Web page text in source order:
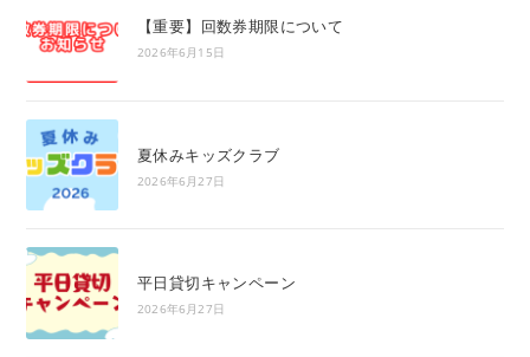
【重要】回数券期限について
2026年6月15日
夏休みキッズクラブ
2026年6月27日
平日貸切キャンペーン
2026年6月27日